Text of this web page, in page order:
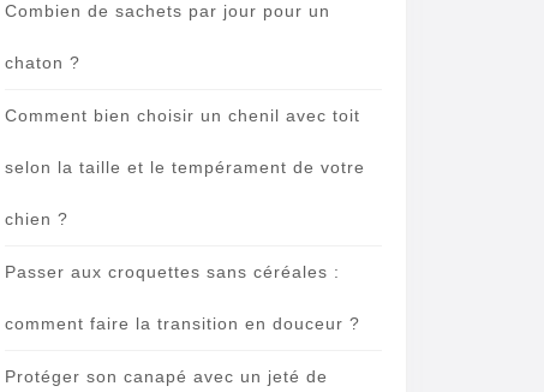
Combien de sachets par jour pour un
chaton ?
Comment bien choisir un chenil avec toit
selon la taille et le tempérament de votre
chien ?
Passer aux croquettes sans céréales :
comment faire la transition en douceur ?
Protéger son canapé avec un jeté de